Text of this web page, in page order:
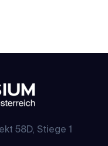
58D, Stiege 1